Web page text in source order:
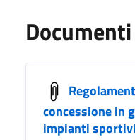
Documenti
concessione in
impianti